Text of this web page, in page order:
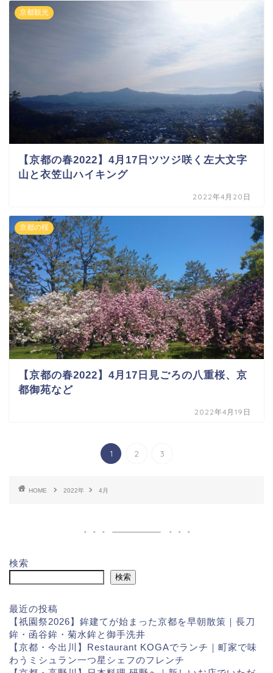
京都観光
【京都の春2022】4月17日ツツジ咲く左大文字
山と衣笠山ハイキング
2022年4月20日
京都の桜
【京都の春2022】4月17日見ごろの八重桜、京
都御苑など
2022年4月19日
1 2 3
HOME 2022年 4月
検索
検索
最近の投稿
【祇園祭2026】鉾建てが始まった京都を早朝散策｜長刀
鉾・函谷鉾・菊水鉾と御手洗井
【京都・今出川】Restaurant KOGAでランチ｜町家で味
わうミシュラン一つ星シェフのフレンチ